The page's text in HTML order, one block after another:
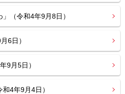
（令和4年9月8日）
6日）
9月5日）
4年9月4日）